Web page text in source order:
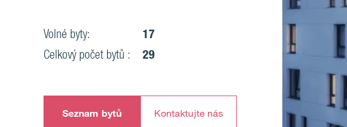
Volné byty:
17
Celkový počet bytů :
29
Seznam bytů Kontaktujte nás